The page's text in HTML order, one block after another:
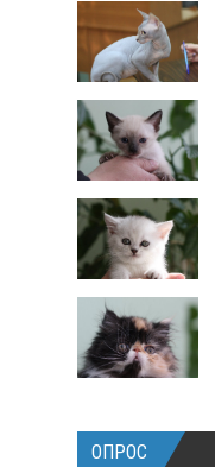
ОПРОС